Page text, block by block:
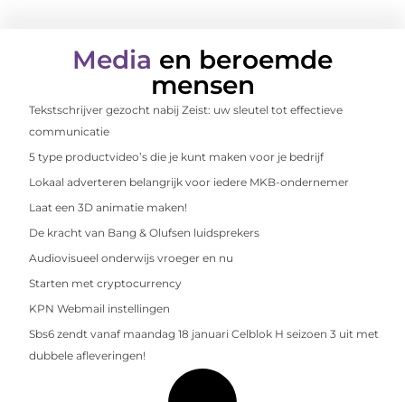
Media en beroemde
mensen
Tekstschrijver gezocht nabij Zeist: uw sleutel tot effectieve
communicatie
5 type productvideo’s die je kunt maken voor je bedrijf
Lokaal adverteren belangrijk voor iedere MKB-ondernemer
Laat een 3D animatie maken!
De kracht van Bang & Olufsen luidsprekers
Audiovisueel onderwijs vroeger en nu
Starten met cryptocurrency
KPN Webmail instellingen
Sbs6 zendt vanaf maandag 18 januari Celblok H seizoen 3 uit met
dubbele afleveringen!